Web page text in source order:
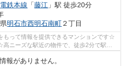
鉄本線 「藤江 」駅 徒歩20分
明石市西明石南町２丁目
もって情報を提供できるマンションです☆
ニーズな駅近の物件で、徒歩2分で駅に
りを気持...
報がありません。